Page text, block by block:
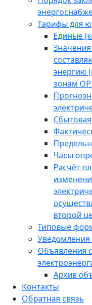
Тарифы для
Единые
энергию
зонам
Часы
Расчёт
второй
Типовые
Уведомления
Объявления
Архив
Контакты
Обратная связь